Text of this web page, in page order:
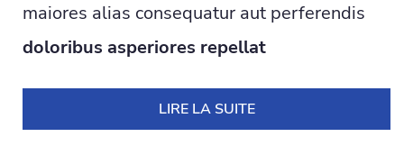
maiores alias consequatur aut perferendis
doloribus asperiores repellat
LIRE LA SUITE